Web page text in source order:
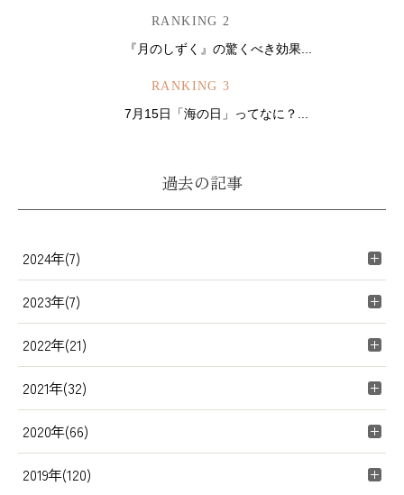
RANKING 2
『月のしずく』の驚くべき効果...
RANKING 3
7月15日「海の日」ってなに？...
過去の記事
2024年(7)
2023年(7)
2022年(21)
2021年(32)
2020年(66)
2019年(120)